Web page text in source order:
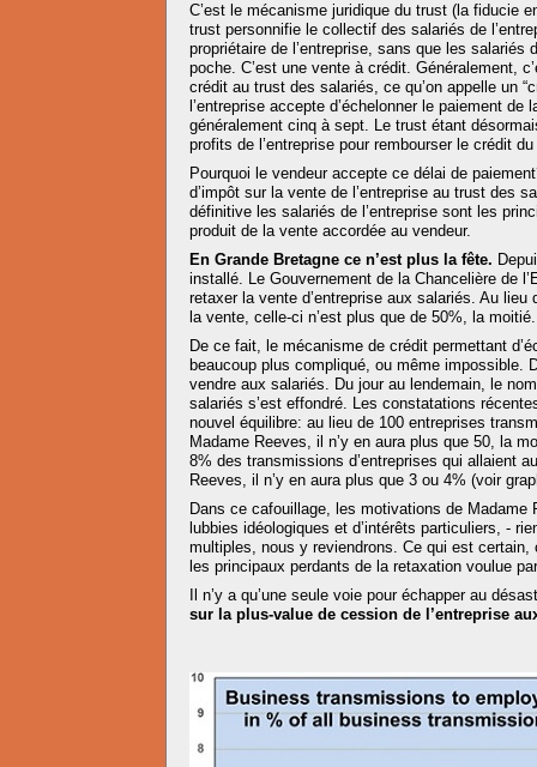
C’est le mécanisme juridique du trust (la fiducie
trust personnifie le collectif des salariés de
propriétaire de l’entreprise, sans que les salariés
poche. C’est une vente à crédit. Généralement,
crédit au trust des salariés, ce qu’on appelle un
l’entreprise accepte d’échelonner le paiement
généralement cinq à sept. Le trust étant
profits de l’entreprise pour rembourser le crédit du
Pourquoi le vendeur accepte ce délai de
d’impôt sur la vente de l’entreprise au trust des
définitive les salariés de l’entreprise sont les
produit de la vente accordée au vendeur.
En Grande Bretagne ce n’est plus la fête.
installé. Le Gouvernement de la Chancelière de
retaxer la vente d’entreprise aux salariés. Au lieu
la vente, celle-ci n’est plus que de 50%, la moitié.
De ce fait, le mécanisme de crédit permettant
beaucoup plus compliqué, ou même impossible.
vendre aux salariés. Du jour au lendemain, le
salariés s’est effondré. Les constatations
nouvel équilibre: au lieu de 100 entreprises
Madame Reeves, il n’y en aura plus que 50, la
8% des transmissions d’entreprises qui allaient
Reeves, il n’y en aura plus que 3 ou 4% (voir
Dans ce cafouillage, les motivations de Madame
lubbies idéologiques et d’intérêts particuliers, -
multiples, nous y reviendrons. Ce qui est certain,
les principaux perdants de la retaxation voulue
Il n’y a qu’une seule voie pour échapper au
sur la plus-value de cession de l’entreprise